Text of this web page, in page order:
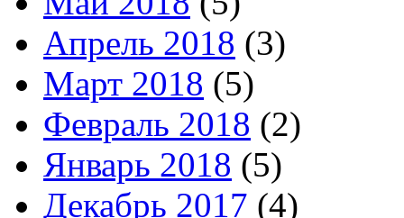
Апрель 2018 (3)
Март 2018 (5)
Февраль 2018 (2)
Январь 2018 (5)
Декабрь 2017 (4)